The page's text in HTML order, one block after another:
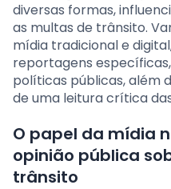
diversas formas,
as multas de trânsito.
mídia tradicional e
reportagens
políticas públicas, além
de uma leitura crítica
O papel da mídia
opinião pública
trânsito